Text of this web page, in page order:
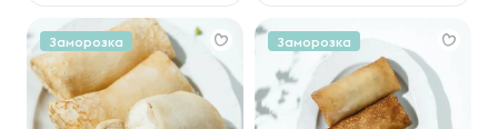
Заморозка Заморозка